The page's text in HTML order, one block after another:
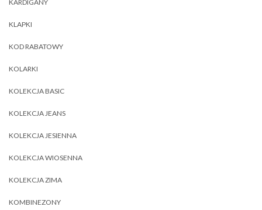
KARDIGANY
KLAPKI
KOD RABATOWY
KOLARKI
KOLEKCJA BASIC
KOLEKCJA JEANS
KOLEKCJA JESIENNA
KOLEKCJA WIOSENNA
KOLEKCJA ZIMA
KOMBINEZONY